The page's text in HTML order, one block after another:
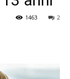
2
1463